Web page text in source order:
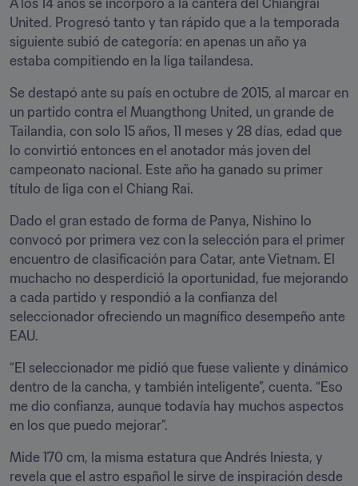
A los 14 años se incorporó a la cantera del Chiangrai
United. Progresó tanto y tan rápido que a la temporada
siguiente subió de categoría: en apenas un año ya
estaba compitiendo en la liga tailandesa.
Se destapó ante su país en octubre de 2015, al marcar en
un partido contra el Muangthong United, un grande de
Tailandia, con solo 15 años, 11 meses y 28 días, edad que
lo convirtió entonces en el anotador más joven del
campeonato nacional. Este año ha ganado su primer
título de liga con el Chiang Rai.
Dado el gran estado de forma de Panya, Nishino lo
convocó por primera vez con la selección para el primer
encuentro de clasificación para Catar, ante Vietnam. El
muchacho no desperdició la oportunidad, fue mejorando
a cada partido y respondió a la confianza del
seleccionador ofreciendo un magnífico desempeño ante
EAU.
“El seleccionador me pidió que fuese valiente y dinámico
dentro de la cancha, y también inteligente”, cuenta. “Eso
me dio confianza, aunque todavía hay muchos aspectos
en los que puedo mejorar”.
Mide 170 cm, la misma estatura que Andrés Iniesta, y
revela que el astro español le sirve de inspiración desde